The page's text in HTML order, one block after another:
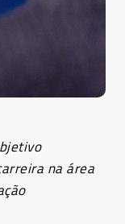
na área